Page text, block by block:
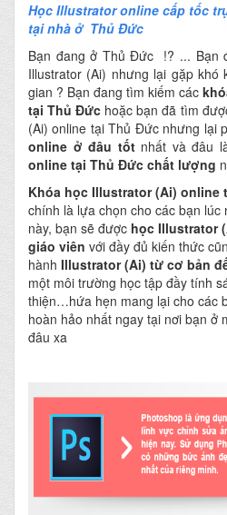
Học Illustrator online cấp tốc
tại nhà ở Thủ Đức
Bạn đang ở Thủ Đức !? ... Bạn
Illustrator (Ai) nhưng lại gặp
gian ? Bạn đang tìm kiếm các
tại Thủ Đức hoặc bạn đã tìm
(Ai) online tại Thủ Đức nhưng lại
online ở đâu tốt nhất và đâu
online tại Thủ Đức chất lượng
Khóa học Illustrator (Ai) online
chính là lựa chọn cho các bạn
này, bạn sẽ được học Illustrator
giáo viên với đầy đủ kiến thức
hành Illustrator (Ai) từ cơ bản
một môi trường học tập đầy tính
thiện…hứa hẹn mang lại cho các
hoàn hảo nhất ngay tại nơi bạn ở
đâu xa